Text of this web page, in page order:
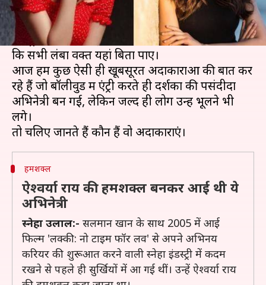
बॉलीवुड में एंट्री कर पाना जितना मुश्किल है, उतना ही
कठिन यहां टिकना भी है।
इंडस्ट्री में हर दिन कई नए चेहरें आते हैं, लेकिन जरूरी नहीं
कि सभी लंबा वक्त यहां बिता पाए।
आज हम कुछ ऐसी ही खूबसूरत अदाकाराओं की बात कर
रहे हैं जो बॉलीवुड में एंट्री करते ही दर्शकों की पसंदीदा
अभिनेत्री बन गई, लेकिन जल्द ही लोग उन्हें भूलने भी
लगे।
हमशक्ल
ऐश्वर्या राय की हमशक्ल बनकर आई थी ये
अभिनेत्री
स्नेहा उलाल:- सलमान खान के साथ 2005 में आई
फिल्म 'लक्की: नो टाइम फॉर लव' से अपने अभिनय
करियर की शुरूआत करने वाली स्नेहा इंडस्ट्री में कदम
रखने से पहले ही सुर्खियों में आ गई थीं। उन्हें ऐश्वर्या राय